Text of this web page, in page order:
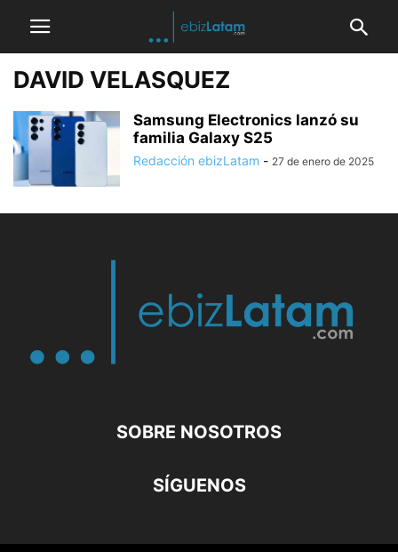
DAVID VELASQUEZ
Samsung Electronics lanzó su
familia Galaxy S25
Redacción ebizLatam - 27 de enero de 2025
SOBRE NOSOTROS
SÍGUENOS